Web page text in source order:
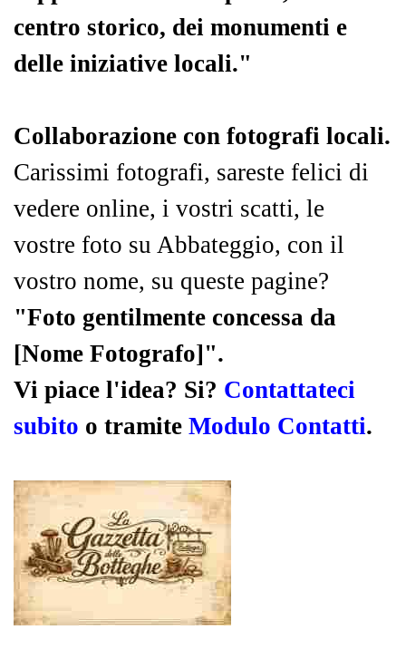
centro storico, dei monumenti e
delle iniziative locali."
Collaborazione con fotografi locali.
Carissimi fotografi, sareste felici di
vedere online, i vostri scatti, le
vostre foto su Abbateggio, con il
vostro nome, su queste pagine?
"Foto gentilmente concessa da
[Nome Fotografo]".
Vi piace l'idea? Si? Contattateci
subito o tramite Modulo Contatti.